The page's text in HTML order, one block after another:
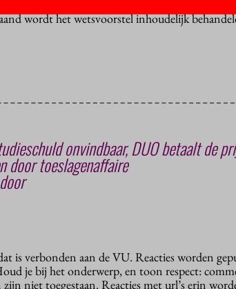
wordt het wetsvoorstel inhoudelijk
onvindbaar, DUO betaalt de
door toeslagenaffaire
is verbonden aan de VU. Reacties worden
je bij het onderwerp, en toon respect:
niet toegestaan. Reacties met url’s erin